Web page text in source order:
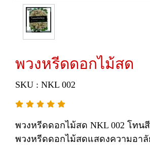
พวงหรีดดอกไม้สด
SKU : NKL 002
พวงหรีดดอกไม้สด NKL 002 โทน
พวงหรีดดอกไม้สดแสดงความอา